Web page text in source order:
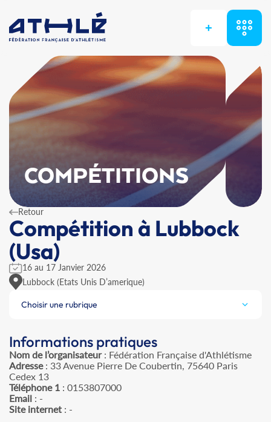
+
COMPÉTITIONS
Retour
Compétition à Lubbock
(Usa)
16 au 17 Janvier 2026
Lubbock (Etats Unis D’amerique)
Choisir une rubrique
Informations pratiques
Nom de l’organisateur: Fédération Française d'Athlétisme
Adresse: 33 Avenue Pierre De Coubertin, 75640 Paris
Cedex 13
Téléphone 1 : 0153807000
Email : -
Site internet : -